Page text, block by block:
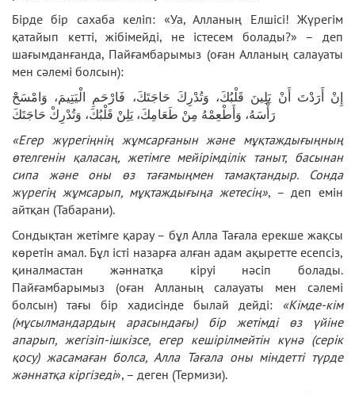
Бірде бір сахаба келіп: «Уа, Алланың Елшісі! Жүрегім
қатайып кетті, жібімейді, не істесем болады?» – деп
шағымданғанда, Пайғамбарымыз (оған Алланың салауаты
мен сәлемі болсын):
إِنْ أَرَدْتَ أَنْ يَلِينَ قَلْبُكَ، وَتُدْرِكَ حَاجَتَكَ، فَارْحَمِ الْيَتِيمَ، وَامْسَحْ
رَأْسَهُ، وَأَطْعِمْهُ مِنْ طَعَامِكَ، يَلِنْ قَلْبُكَ، وَتُدْرِكْ حَاجَتَكَ
«Егер жүрегіңнің жұмсарғанын және мұқтаждығыңның
өтелгенін қаласаң, жетімге мейірімділік таныт, басынан
сипа және оны өз тағамыңмен тамақтандыр. Сонда
жүрегің жұмсарып, мұқтаждығыңа жетесің», – деп емін
айтқан (Табарани).
Сондықтан жетімге қарау – бұл Алла Тағала ерекше жақсы
көретін амал. Бұл істі назарға алған адам ақыретте есепсіз,
қиналмастан жәннатқа кіруі нәсіп болады.
Пайғамбарымыз (оған Алланың салауаты мен сәлемі
болсын) тағы бір хадисінде былай дейді: «Кімде-кім
(мұсылмандардың арасындағы) бір жетімді өз үйіне
апарып, жегізіп-ішкізсе, егер кешірілмейтін күнә (серік
қосу) жасамаған болса, Алла Тағала оны міндетті түрде
жәннатқа кіргізеді», – деген (Термизи).